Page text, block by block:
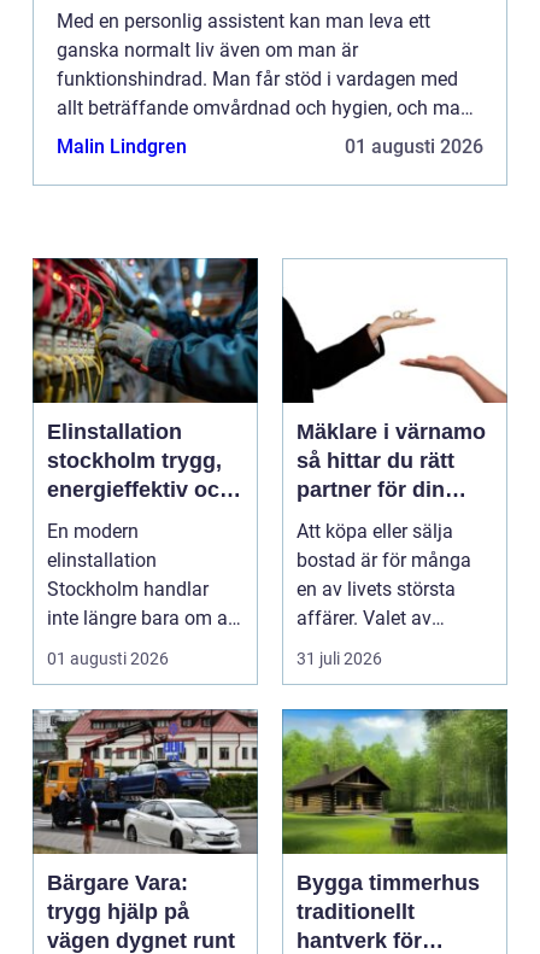
Med en personlig assistent kan man leva ett
ganska normalt liv även om man är
funktionshindrad. Man får stöd i vardagen med
allt beträffande omvårdnad och hygien, och man
får hjälp med de rutiner man inte kl...
Malin Lindgren 01 augusti 2026
Elinstallation
stockholm trygg,
energieffektiv och
framtidssäker el i
företagslokaler
En modern
elinstallation
Stockholm handlar
inte längre bara om att
få belysning och uttag
på rätt pl...
01 augusti 2026
Mäklare i värnamo
så hittar du rätt
partner för din
bostadsaffär
Att köpa eller sälja
bostad är för många
en av livets största
affärer. Valet av
mäklare Värnamo
påve...
31 juli 2026
Bärgare Vara:
trygg hjälp på
vägen dygnet runt
Bygga timmerhus
traditionellt
hantverk för